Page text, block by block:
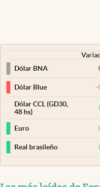
Dólar BNA
Dólar Blue -
Dólar CCL (GD30,
48 hs)
Euro
Real brasileño